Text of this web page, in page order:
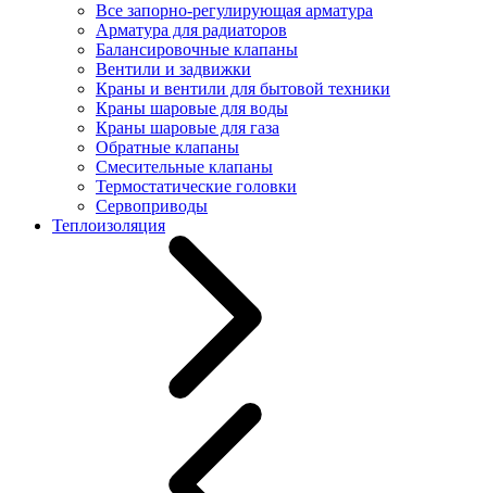
Все запорно-регулирующая арматура
Арматура для радиаторов
Балансировочные клапаны
Вентили и задвижки
Краны и вентили для бытовой техники
Краны шаровые для воды
Краны шаровые для газа
Обратные клапаны
Смесительные клапаны
Термостатические головки
Сервоприводы
Теплоизоляция